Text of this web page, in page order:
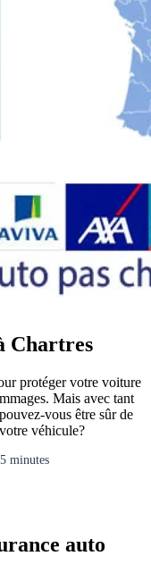
Chartres
protéger votre voiture
Mais avec tant
vous être sûr de
véhicule?
minutes
auto